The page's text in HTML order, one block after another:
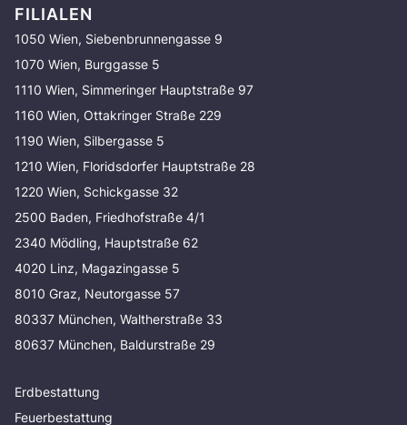
FILIALEN
1050 Wien, Siebenbrunnengasse 9
1070 Wien, Burggasse 5
1110 Wien, Simmeringer Hauptstraße 97
1160 Wien, Ottakringer Straße 229
1190 Wien, Silbergasse 5
1210 Wien, Floridsdorfer Hauptstraße 28
1220 Wien, Schickgasse 32
2500 Baden, Friedhofstraße 4/1
2340 Mödling, Hauptstraße 62
4020 Linz, Magazingasse 5
8010 Graz, Neutorgasse 57
80337 München, Waltherstraße 33
80637 München, Baldurstraße 29
Erdbestattung
Feuerbestattung